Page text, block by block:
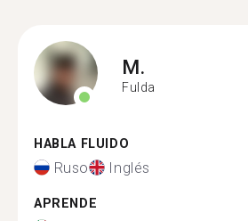
M.
Fulda
HABLA FLUIDO
Ruso Inglés
APRENDE